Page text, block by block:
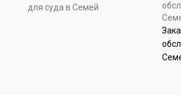
для суда в Семей